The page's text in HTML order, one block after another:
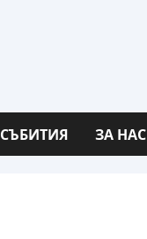
СЪБИТИЯ ЗА НАС